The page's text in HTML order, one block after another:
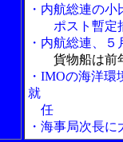
・内航総連の
ポスト暫定措
・内航総連、
貨物船は前
・IMOの海洋
就
任
・海事局次長